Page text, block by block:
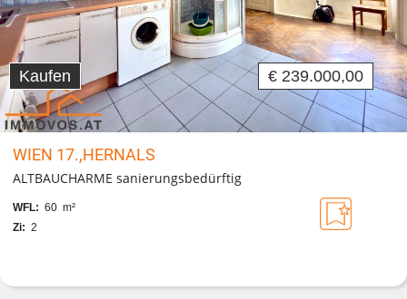
Kaufen € 239.000,00
WIEN 17.,HERNALS
ALTBAUCHARME sanierungsbedürftig
WFL: 60 m²
Zi: 2